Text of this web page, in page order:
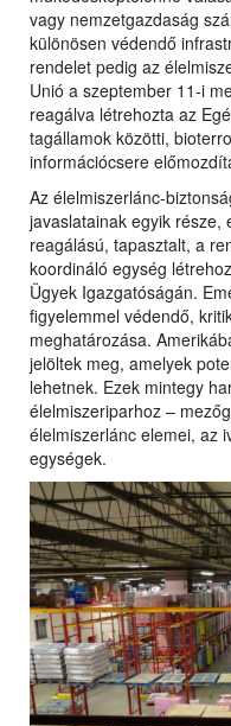
vagy nemzetgazdaság
különösen védendő
rendelet pedig az
Unió a szeptember 11-i
reagálva létrehozta az
tagállamok közötti,
információcsere
Az élelmiszerlánc-
javaslatainak egyik része,
reagálású, tapasztalt, a
koordináló egység
Ügyek Igazgatóságán.
figyelemmel védendő,
meghatározása.
jelöltek meg, amelyek
lehetnek. Ezek mintegy
élelmiszeriparhoz –
élelmiszerlánc elemei, az
egységek.